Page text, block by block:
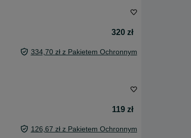
320 zł
334,70 zł z Pakietem Ochronnym
119 zł
126,67 zł z Pakietem Ochronnym